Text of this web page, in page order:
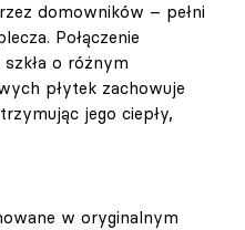
domowników – pełni
Połączenie
o różnym
płytek zachowuje
jego ciepły,
w oryginalnym